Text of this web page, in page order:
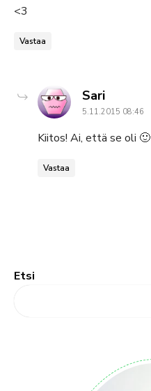
<3
Vastaa
Sarisays:
5.11.2015 08:46
Kiitos! Ai, että se oli 🙂
Vastaa
Etsi